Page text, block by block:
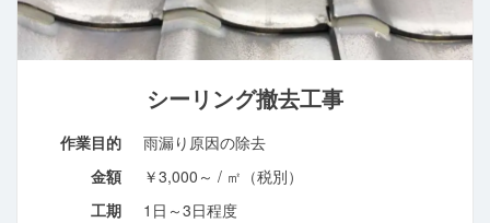
シーリング撤去工事
作業目的
雨漏り原因の除去
金額
￥3,000～ / ㎡（税別）
工期
1日～3日程度